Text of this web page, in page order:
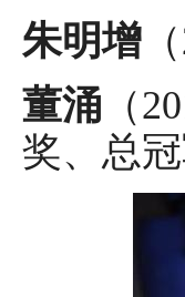
朱明增
董涌 （
奖、总冠